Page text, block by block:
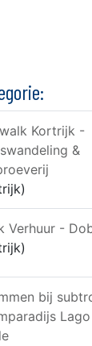
Kortrijk -
&
Verhuur -
bij